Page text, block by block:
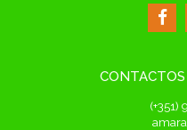
(+351)